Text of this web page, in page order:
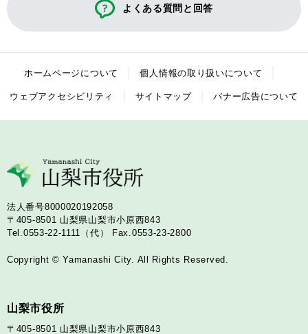
よくある質問と回答
ホームページについて 個人情報の取り扱いについて
ウェブアクセシビリティ サイトマップ バナー広告について
法人番号8000020192058
〒405-8501 山梨県山梨市小原西843
Tel.0553-22-1111（代）
Fax.0553-23-2800
Copyright © Yamanashi City. All Rights Reserved.
山梨市役所
〒405-8501 山梨県山梨市小原西843